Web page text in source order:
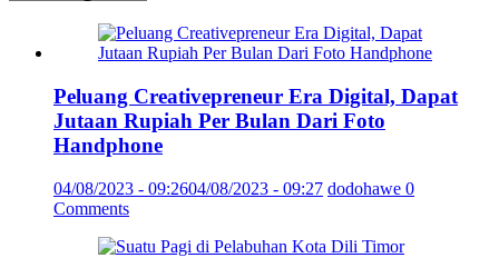
Peluang Creativepreneur Era Digital, Dapat
Jutaan Rupiah Per Bulan Dari Foto
Handphone
04/08/2023 - 09:2604/08/2023 - 09:27 dodohawe 0
Comments